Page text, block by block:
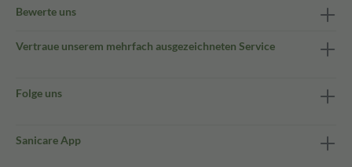
Bewerte uns
Vertraue unserem mehrfach ausgezeichneten Service
Folge uns
Sanicare App